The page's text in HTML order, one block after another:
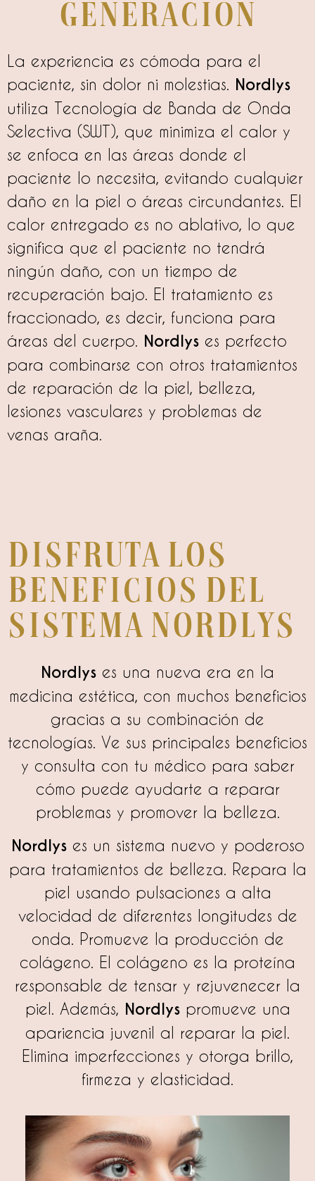
generacion
La experiencia es cómoda para el
paciente, sin dolor ni molestias. Nordlys
utiliza Tecnología de Banda de Onda
Selectiva (SWT), que minimiza el calor y
se enfoca en las áreas donde el
paciente lo necesita, evitando cualquier
daño en la piel o áreas circundantes. El
calor entregado es no ablativo, lo que
significa que el paciente no tendrá
ningún daño, con un tiempo de
recuperación bajo. El tratamiento es
fraccionado, es decir, funciona para
áreas del cuerpo. Nordlys es perfecto
para combinarse con otros tratamientos
de reparación de la piel, belleza,
lesiones vasculares y problemas de
venas araña.
Disfruta los
beneficios del
sistema Nordlys
Nordlys es una nueva era en la
medicina estética, con muchos beneficios
gracias a su combinación de
tecnologías. Ve sus principales beneficios
y consulta con tu médico para saber
cómo puede ayudarte a reparar
problemas y promover la belleza.
Nordlyses un sistema nuevo y poderoso
para tratamientos de belleza. Repara la
piel usando pulsaciones a alta
velocidad de diferentes longitudes de
onda. Promueve la producción de
colágeno. El colágeno es la proteína
responsable de tensar y rejuvenecer la
piel. Además, Nordlyspromueve una
apariencia juvenil al reparar la piel.
Elimina imperfecciones y otorga brillo,
firmeza y elasticidad.